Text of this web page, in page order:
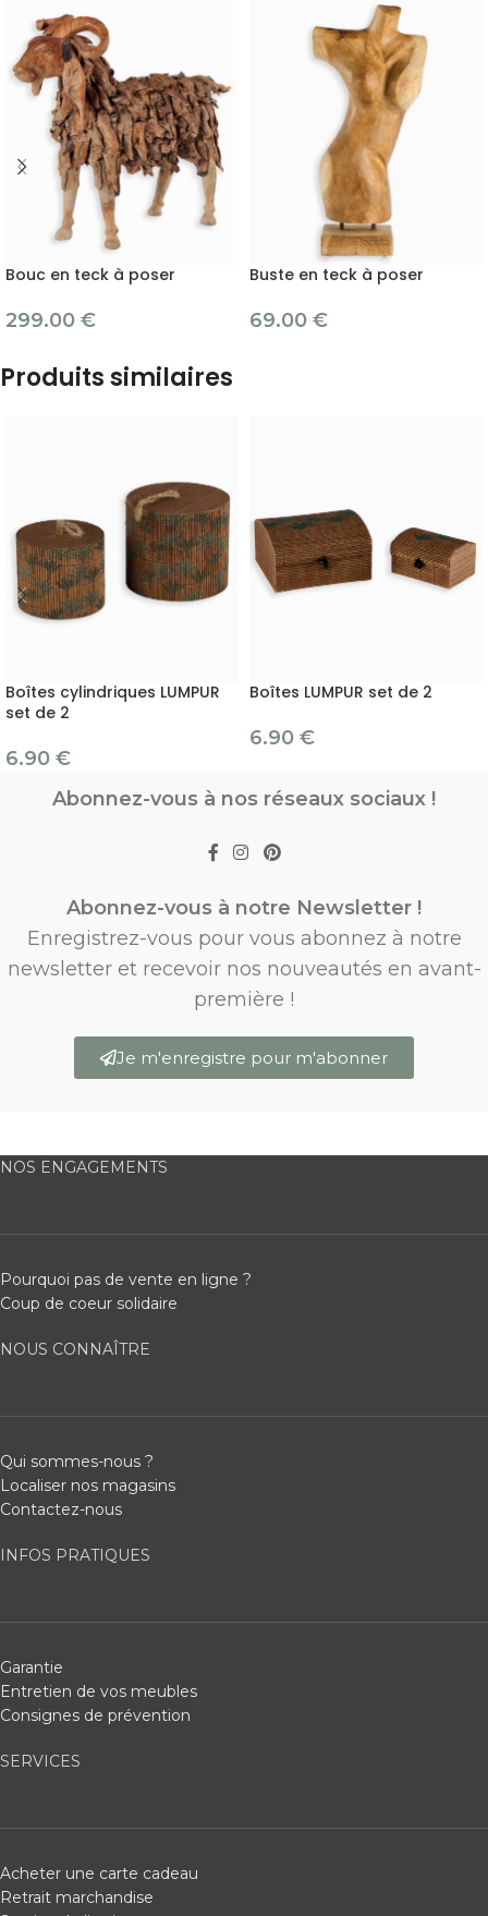
Bouc en teck à poser
299.00 €
Buste en teck à poser
69.00 €
Produits similaires
Boîtes cylindriques LUMPUR
set de 2
6.90 €
Boîtes LUMPUR set de 2
6.90 €
Abonnez-vous à nos réseaux sociaux !
Abonnez-vous à notre Newsletter !
Enregistrez-vous pour vous abonnez à notre
newsletter et recevoir nos nouveautés en avant-
première !
Je m'enregistre pour m'abonner
NOS ENGAGEMENTS
Pourquoi pas de vente en ligne ?
Coup de coeur solidaire
NOUS CONNAÎTRE
Qui sommes-nous ?
Localiser nos magasins
Contactez-nous
INFOS PRATIQUES
Garantie
Entretien de vos meubles
Consignes de prévention
SERVICES
Acheter une carte cadeau
Retrait marchandise